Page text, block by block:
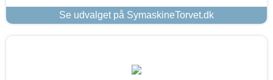
Se udvalget på SymaskineTorvet.dk